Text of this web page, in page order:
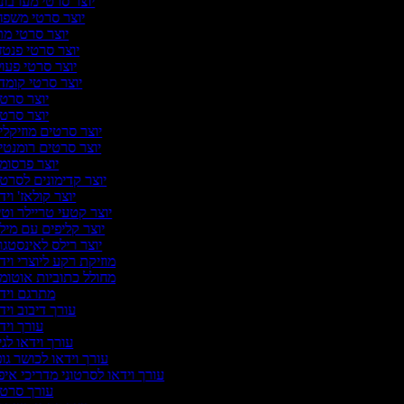
יוצר סרטי
יוצר סרטי
יוצר סרטי
יוצר סרטי
יוצר סרטי
יוצר
יוצר
יוצר סרטים
יוצר סרטים
יוצר
יוצר קדימונים
יוצר קולאז'
יוצר קטעי טריילר
יוצר קליפים עם
יוצר רילס
מוזיקת רקע ליוצרי
מחולל כתוביות
מתרגם
עורך דיבוב
עורך
עורך וידאו
עורך וידאו לכושר
עורך וידאו לסרטוני מדריכי
עורך